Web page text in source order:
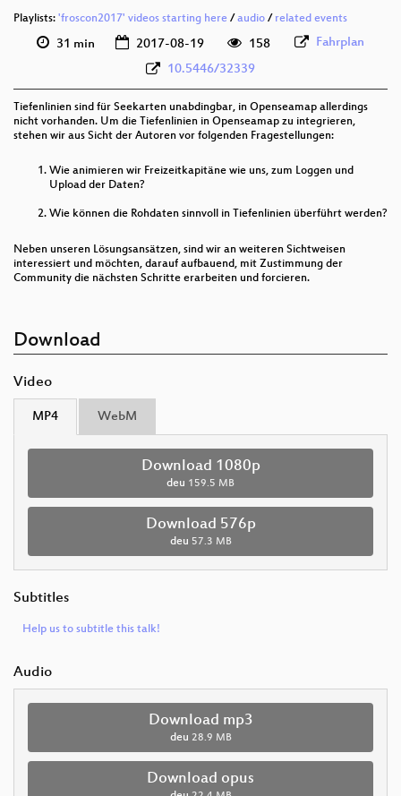
Playlists: 'froscon2017' videos starting here /audio / related events
31 min 2017-08-19 158
Fahrplan
10.5446/32339
Tiefenlinien sind für Seekarten unabdingbar, in Openseamap allerdings
nicht vorhanden. Um die Tiefenlinien in Openseamap zu integrieren,
stehen wir aus Sicht der Autoren vor folgenden Fragestellungen:
Wie animieren wir Freizeitkapitäne wie uns, zum Loggen und
Upload der Daten?
Wie können die Rohdaten sinnvoll in Tiefenlinien überführt werden?
Neben unseren Lösungsansätzen, sind wir an weiteren Sichtweisen
interessiert und möchten, darauf aufbauend, mit Zustimmung der
Community die nächsten Schritte erarbeiten und forcieren.
Download
Video
MP4 WebM
Download 1080p
deu 159.5 MB
Download 576p
deu 57.3 MB
Subtitles
Help us to subtitle this talk!
Audio
Download mp3
deu 28.9 MB
Download opus